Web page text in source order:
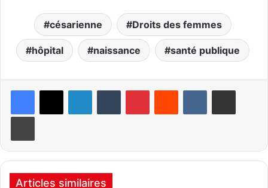
césarienne Droits des femmes
hôpital naissance santé publique
Articles similaires